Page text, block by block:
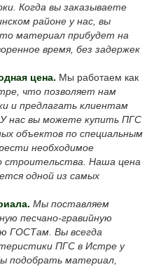
Когда вы заказываете
районе у нас, вы
материал прибудет на
время, без задержек
цена. Мы работаем как
что позволяет нам
и предлагать клиентам
нас вы можете купить ПГС
объектов по специальным
необходимое
строительства. Наша цена
одной из самых
Мы поставляем
песчано-гравийную
ГОСТам. Вы всегда
ПГС в Истре у
подобрать материал,